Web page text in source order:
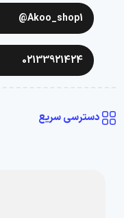
Akoo_shop1@
02133921424
دسترسی سریع